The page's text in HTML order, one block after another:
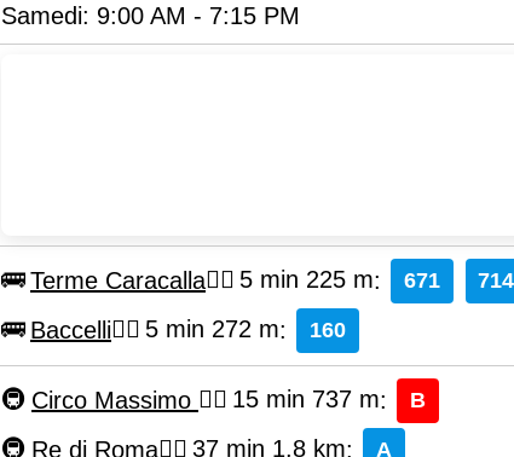
Samedi: 9:00 AM - 7:15 PM
Terme Caracalla 5 min 225 m: 671 714
Baccelli 5 min 272 m: 160
Circo Massimo 15 min 737 m: B
Re di Roma 37 min 1.8 km: A